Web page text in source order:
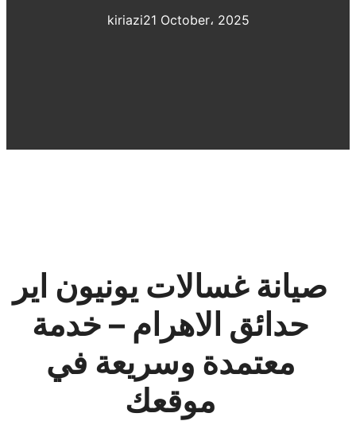
kiriazi21 October، 2025
صيانة غسالات يونيون اير
حدائق الاهرام – خدمة
معتمدة وسريعة في
موقعك